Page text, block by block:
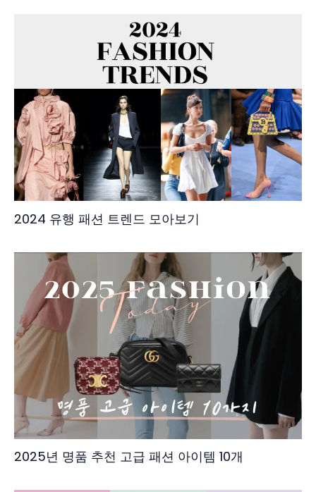
2024 유행 패션 트렌드 모아보기
2025년 명품 추천 고급 패션 아이템 10개